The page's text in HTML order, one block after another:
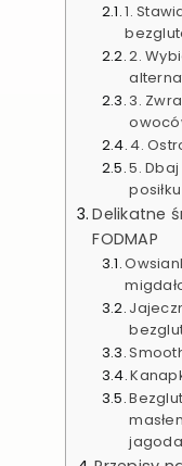
1.
2.
3.
4.
5.
posiłku
Delikatne
FODMAP